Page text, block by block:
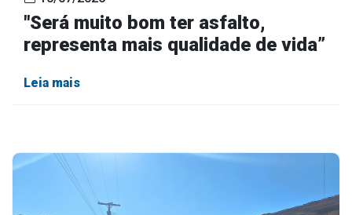
"Será muito bom ter asfalto,
representa mais qualidade de vida”
Leia mais